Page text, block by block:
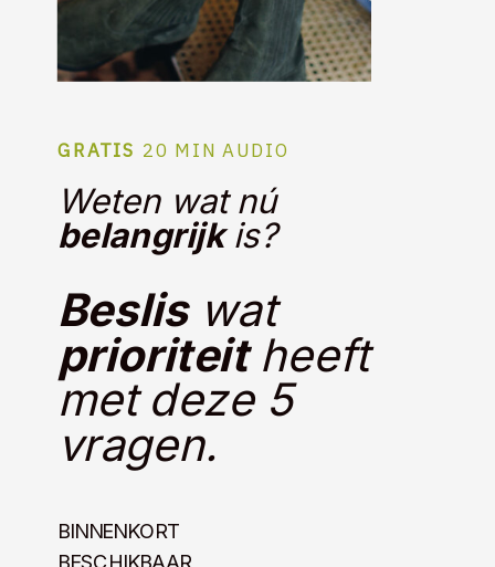
Weten wat nú
belangrijkis?
BINNENKORT
BESCHIKBAAR
GRATIS 20 MIN AUDIO
Besliswat
prioriteitheeft
met deze 5
vragen.